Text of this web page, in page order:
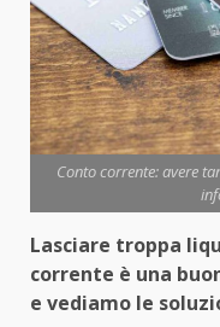
Conto corrente: avere
Lasciare troppa
corrente è una
e vediamo le